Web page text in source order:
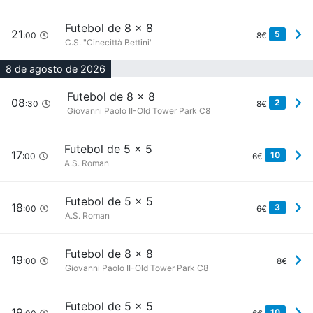
21:00
Futebol de 8 x 8
C.S. "Cinecittà Bettini"
8€ 5
8 de agosto de 2026
08:30
Futebol de 8 x 8
Giovanni Paolo II-Old Tower Park C8
8€ 2
17:00
Futebol de 5 x 5
A.S. Roman
6€ 10
18:00
Futebol de 5 x 5
A.S. Roman
6€ 3
19:00
Futebol de 8 x 8
Giovanni Paolo II-Old Tower Park C8
8€
Futebol de 5 x 5